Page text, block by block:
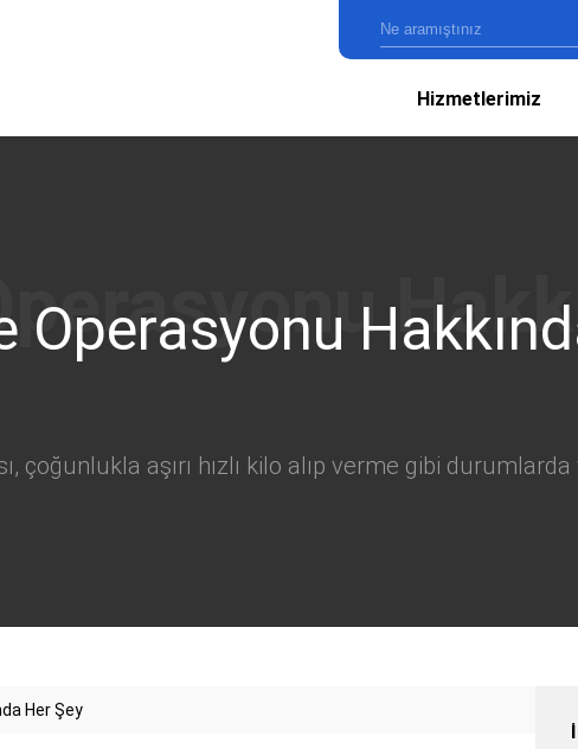
Hizmetlerimiz
Operasyonu
çoğunlukla aşırı hızlı kilo alıp verme gibi durumlarda
Her Şey